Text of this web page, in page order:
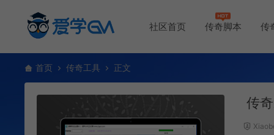
社区首页 传奇脚本 传
首页 传奇工具 正文
传